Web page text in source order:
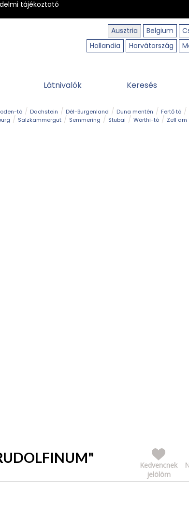
tájékoztató
Ausztria
Belgium
Hollandia
Horvátország
Látnivalók Keresés
tó Dachstein Dél-Burgenland Duna mentén Fertő tó
Salzkammergut Semmering Stubai Wörthi-tó Zell am
Kedvencnek
jelölöm